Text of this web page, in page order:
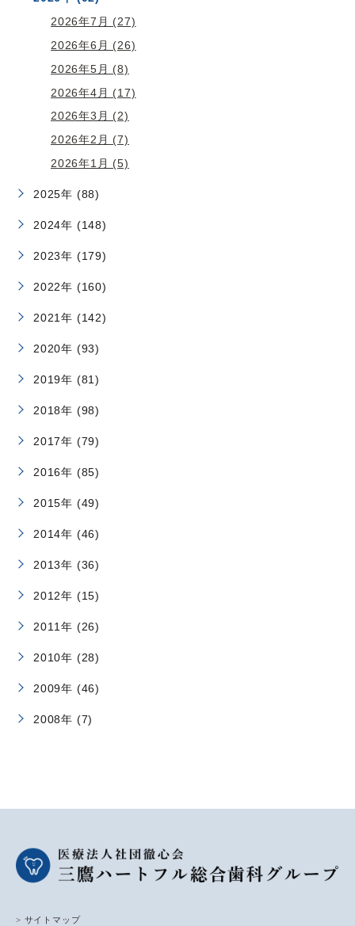
2026年7月 (27)
2026年6月 (26)
2026年5月 (8)
2026年4月 (17)
2026年3月 (2)
2026年2月 (7)
2026年1月 (5)
2025年 (88)
2024年 (148)
2023年 (179)
2022年 (160)
2021年 (142)
2020年 (93)
2019年 (81)
2018年 (98)
2017年 (79)
2016年 (85)
2015年 (49)
2014年 (46)
2013年 (36)
2012年 (15)
2011年 (26)
2010年 (28)
2009年 (46)
2008年 (7)
> サイトマップ